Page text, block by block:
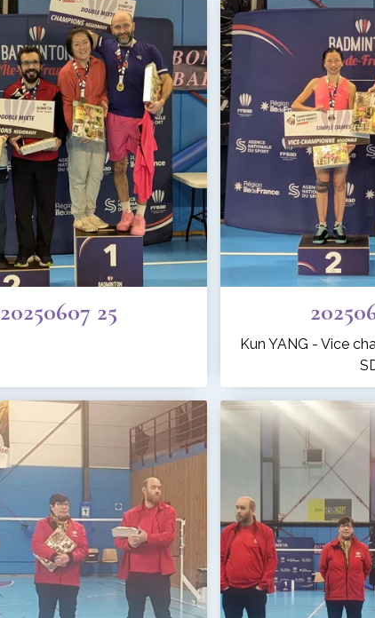
20250607 25
Kun YANG - Vice